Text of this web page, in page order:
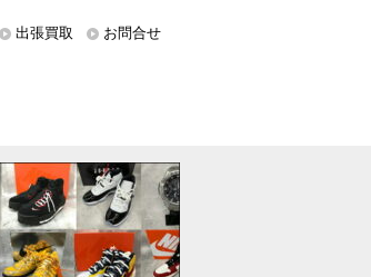
出張買取 お問合せ